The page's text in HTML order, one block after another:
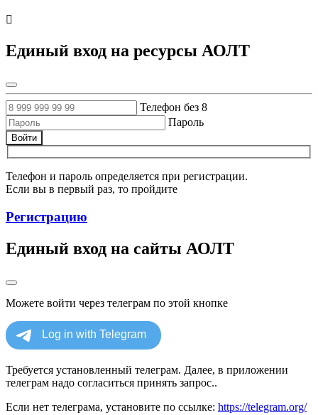
Единый вход на ресурсы АОЛТ
Телефон без 8
Пароль
Войти
Телефон и пароль определяется при регистрации.
Если вы в первый раз, то пройдите
Регистрацию
Единый вход на сайты АОЛТ
Можете войти через телеграм по этой кнопке
Требуется установленный телеграм. Далее, в приложении
телеграм надо согласиться принять запрос..
Если нет телеграма, установите по ссылке: https://telegram.org/